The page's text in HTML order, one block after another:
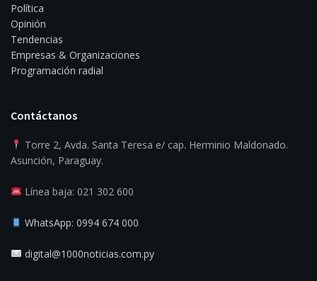
Política
Opinión
Tendencias
Empresas & Organizaciones
Programación radial
Contáctanos
Torre 2, Avda. Santa Teresa e/ cap. Herminio Maldonado.
Asunción, Paraguay.
Línea baja: 021 302 600
WhatsApp: 0994 674 000
digital@1000noticias.com.py